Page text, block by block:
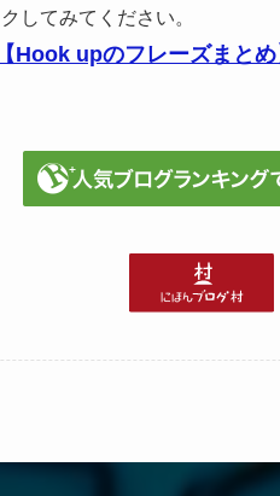
してみてください。
Hook upのフレーズまとめ